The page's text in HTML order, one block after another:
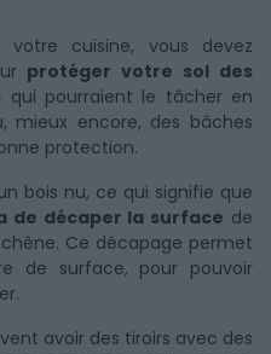
cuisine, vous devez
protéger votre sol des
qui pourraient le tâcher en
mieux encore, des bâches
protection.
bois nu, ce qui signifie que
de décaper la surface de
Ce décapage permet
de surface, pour pouvoir
avoir des tiroirs avec des